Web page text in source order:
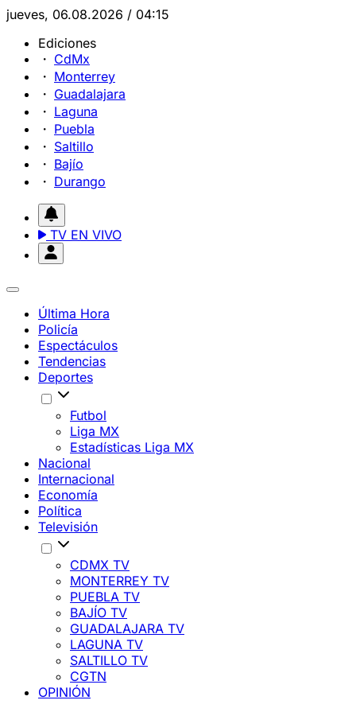
jueves, 06.08.2026 / 04:15
Ediciones
CdMx
Monterrey
Guadalajara
Laguna
Puebla
Saltillo
Bajío
Durango
TV EN VIVO
Última Hora
Policía
Espectáculos
Tendencias
Deportes
Futbol
Liga MX
Estadísticas Liga MX
Nacional
Internacional
Economía
Política
Televisión
CDMX TV
MONTERREY TV
PUEBLA TV
BAJÍO TV
GUADALAJARA TV
LAGUNA TV
SALTILLO TV
CGTN
OPINIÓN